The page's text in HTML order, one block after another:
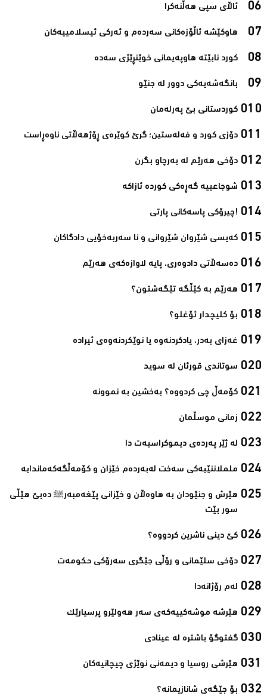
ئاڵای سپی هەڵنەکرا‌
هاوکێشە ئاڵۆزەکانی سەردەم و ئەرکی ئیسلامیيەکان‌
کورد نابێتە هاوپەیمانی خوێنڕێژی سەدە‌
بانگەشەیەکی دوور لە جنێو‌
کوردستانی بێ پەرلەمان‌
دۆزی کورد و فەلەستین؛ گرێ کوێرەی ڕۆژھەڵاتی ناوەڕاست‌
دۆخی هەرێم لە بەرچاو بگرن‌
شوجاعییە گەڕەکی کوردە ئازاکە‌
!چیرۆکی پاسەکانی پارتی‌
کەیسی شێروان شێروانی و نا سەربەخۆیی دادگاکان‌
دەسەڵاتی دادوەری، پایه‌ لاوازه‌كەی هه‌رێم‌
ھەرێم بە کێڵگە تێگەشتون؟‌
بۆ کلیچدار ئۆغلو؟‌
غەزای بەدر، یادکردنەوە یا نوێکردنەوەی ئیرادە‌
سوتاندى قورئان لە سوید‌
کۆمەڵ چی کردووە؟ بەخشین بە نموونە‌
زمانی موسڵمان‌
لە ژێر پەردەی دیموکراسیەت دا‌
ململاننێیەكی سەخت لەبەردەم خێزان و كۆمەڵگەكەماندایە‌
ھێرش و جنێودان بە ھاوەڵان و خێزانی پێغەمبەرﷺ دەبێ ھێڵی
سور بێت‌
کێ دینی ناشرین کردووە؟ ‌
دۆخی سلێمانی و رۆڵی جێگری سەرۆکی حکومەت‌
لەم رۆژانەدا ‌
هێرشە موشەکییەکەی سەر هەولێرو پرسیارێک‌
گفتوگۆ باشترە لە عینادی‌
ھێرشی روسیا و دیمەنی نوێژی چیچانیەکان‌
بۆ جێگەی شانازیمانە؟‌